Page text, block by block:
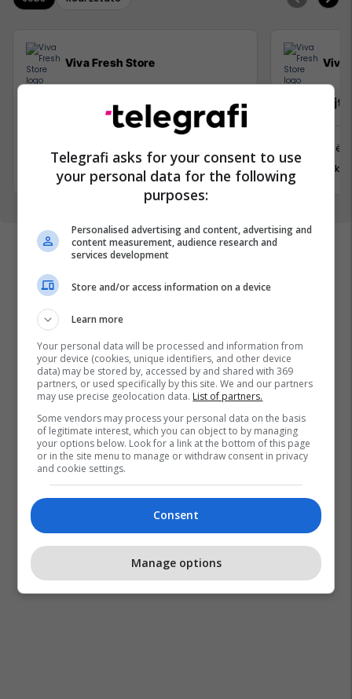
Viva Fresh Store
Kamenicë
31 Korrik 2026
Viva
Prishtinë
31 Korrik
Telegrafi asks for your consent to use
your personal data for the following
purposes:
Personalised advertising and content, advertising and
content measurement, audience research and
services development
Store and/or access information on a device
Learn more
Your personal data will be processed and information from
your device (cookies, unique identifiers, and other device
data) may be stored by, accessed by and shared with 369
partners, or used specifically by this site. We and our partners
may use precise geolocation data. List of partners.
Some vendors may process your personal data on the basis
of legitimate interest, which you can object to by managing
your options below. Look for a link at the bottom of this page
or in the site menu to manage or withdraw consent in privacy
and cookie settings.
Consent
Manage options